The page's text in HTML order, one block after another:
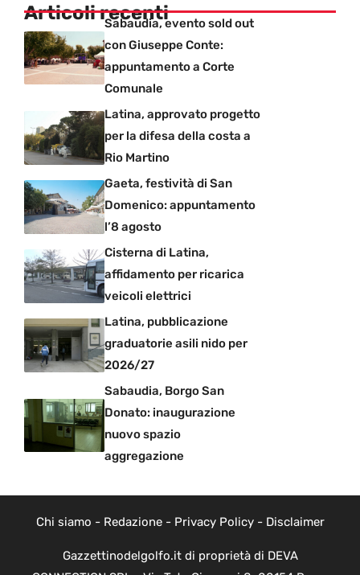
Articoli recentiSabaudia, evento sold out
con Giuseppe Conte:
appuntamento a Corte
Comunale
Latina, approvato progetto
per la difesa della costa a
Rio Martino
Gaeta, festività di San
Domenico: appuntamento
l’8 agosto
Cisterna di Latina,
affidamento per ricarica
veicoli elettrici
Latina, pubblicazione
graduatorie asili nido per
2026/27
Sabaudia, Borgo San
Donato: inaugurazione
nuovo spazio
aggregazione
Chi siamo - Redazione- Privacy Policy- Disclaimer
Gazzettinodelgolfo.it di proprietà di DEVA